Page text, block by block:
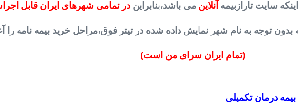
سایت تارازبیمه آنلاین می باشد،بنابراین در تمامی شهرهای ایران قابل
توجه به نام شهر نمایش داده شده در تیتر فوق،مراحل خرید بیمه نامه را
(تمام ایران سرای من است)
درمان تکمیلی